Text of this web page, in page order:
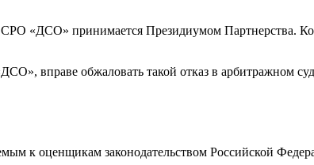
«ДСО» принимается Президиумом Партнерства.
вправе обжаловать такой отказ в арбитражном
к оценщикам законодательством Российской